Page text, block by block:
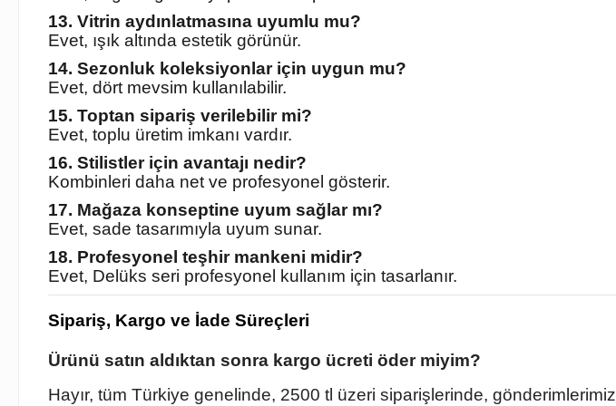
13. Vitrin aydınlatmasına uyumlu mu?
Evet, ışık altında estetik görünür.
14. Sezonluk koleksiyonlar için uygun mu?
Evet, dört mevsim kullanılabilir.
15. Toptan sipariş verilebilir mi?
Evet, toplu üretim imkanı vardır.
16. Stilistler için avantajı nedir?
Kombinleri daha net ve profesyonel gösterir.
17. Mağaza konseptine uyum sağlar mı?
Evet, sade tasarımıyla uyum sunar.
18. Profesyonel teşhir mankeni midir?
Evet, Delüks seri profesyonel kullanım için tasarlanır.
Sipariş, Kargo ve İade Süreçleri
Ürünü satın aldıktan sonra kargo ücreti öder miyim?
Hayır, tüm Türkiye genelinde, 2500 tl üzeri siparişlerinde, gönderimlerimiz